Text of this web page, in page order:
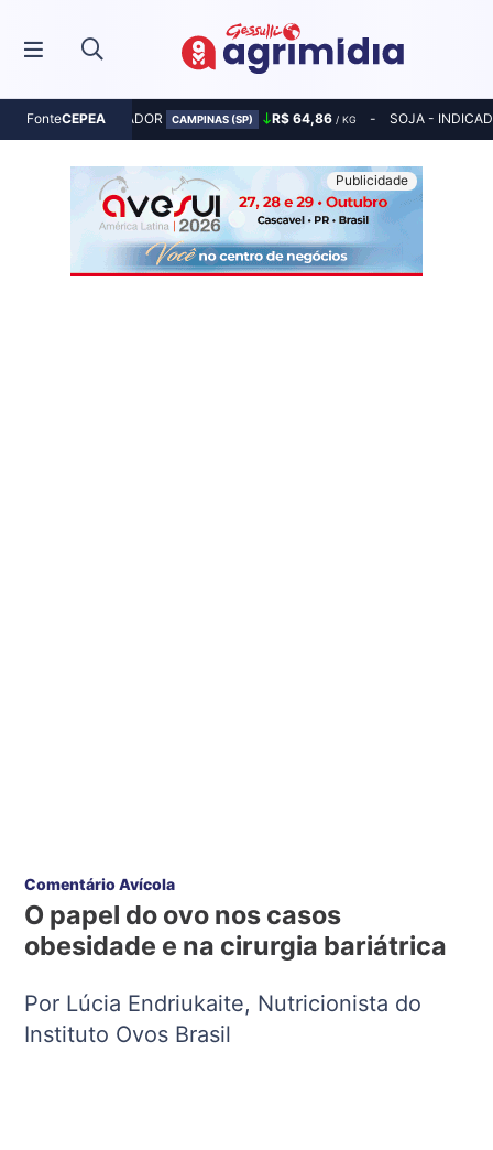
FonteCEPEA
MILHO - INDICADOR CAMPINAS (SP) R$ 64,86 / KG SOJA -
Comentário Avícola
O papel do ovo nos casos
obesidade e na cirurgia bariátrica
Por Lúcia Endriukaite, Nutricionista do
Instituto Ovos Brasil